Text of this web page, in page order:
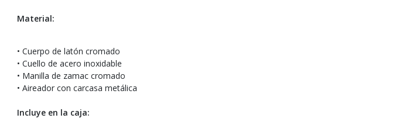
Material:
• Cuerpo de latón cromado
• Cuello de acero inoxidable
• Manilla de zamac cromado
• Aireador con carcasa metálica
Incluye en la caja: